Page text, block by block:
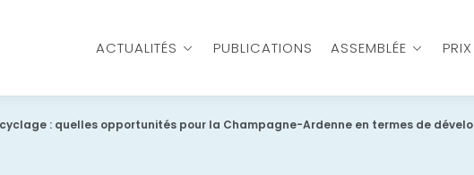
ACTUALITÉS PUBLICATIONS ASSEMBLÉE
: quelles opportunités pour la Champagne-Ardenne en termes de